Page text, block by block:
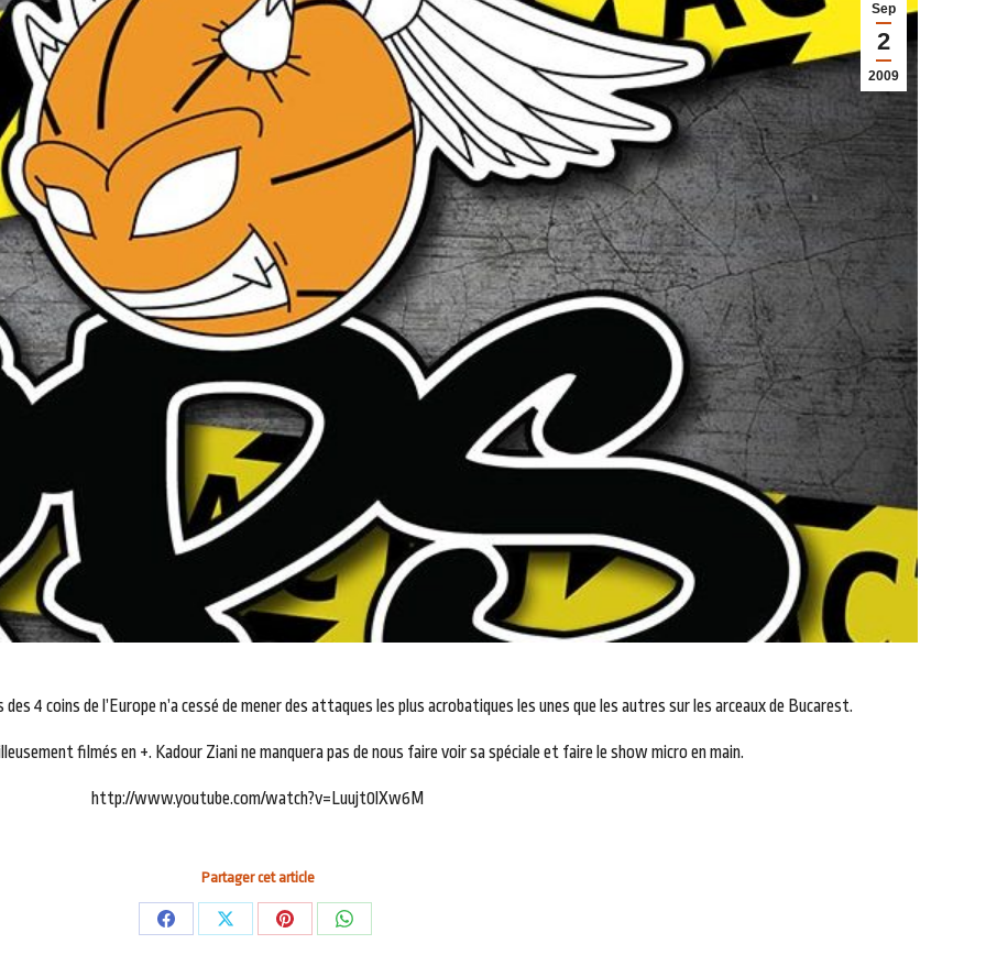
Sep
2
2009
4 coins de l’Europe n’a cessé de mener des attaques les plus acrobatiques les unes que les autres sur les arceaux de Bucarest.
filmés en +. Kadour Ziani ne manquera pas de nous faire voir sa spéciale et faire le show micro en main.
http://www.youtube.com/watch?v=Luujt0lXw6M
Partager cet article
PartagerPartagerPartagerPartager